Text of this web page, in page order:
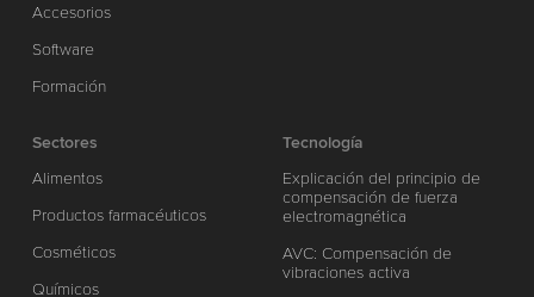
Accesorios
Software
Formación
Sectores
Alimentos
Productos farmacéuticos
Cosméticos
Químicos
Tecnología
Explicación del principio de
compensación de fuerza
electromagnética
AVC: Compensación de
vibraciones activa